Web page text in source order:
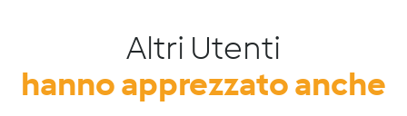
Altri Utenti
hanno apprezzato anche